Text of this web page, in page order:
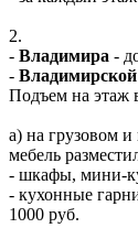
2.
- Владимира -
- Владимирской
Подъем на этаж
а) на грузовом
мебель
- шкафы, мини-
- кухонные
1000 руб.